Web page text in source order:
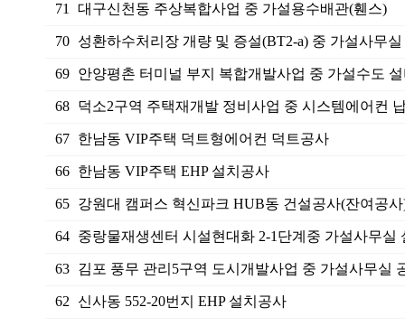
71 대구신천동 주상복합사업 중 가설용수배관(휀스)
70 성환하수처리장 개량 및 증설(BT2-a) 중 가설사무실
69 안양평촌 터미널 부지 복합개발사업 중 가설수도
68 덕소2구역 주택재개발 정비사업 중 시스템에어컨
67 한남동 VIP주택 덕트형에어컨 덕트공사
66 한남동 VIP주택 EHP 설치공사
65 강원대 캠퍼스 혁신파크 HUB동 건설공사(잔여공사
64 중랑물재생센터 시설현대화 2-1단계중 가설사무실
63 김포 풍무 관리5구역 도시개발사업 중 가설사무실
62 신사동 552-20번지 EHP 설치공사